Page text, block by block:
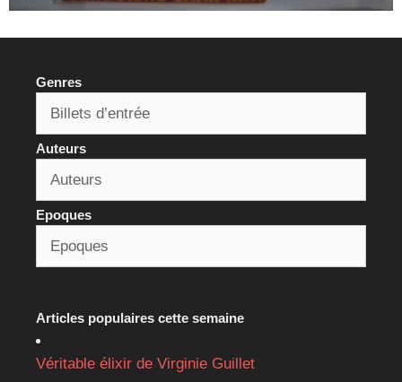
Genres
Auteurs
Epoques
Articles populaires cette semaine
Véritable élixir de Virginie Guillet